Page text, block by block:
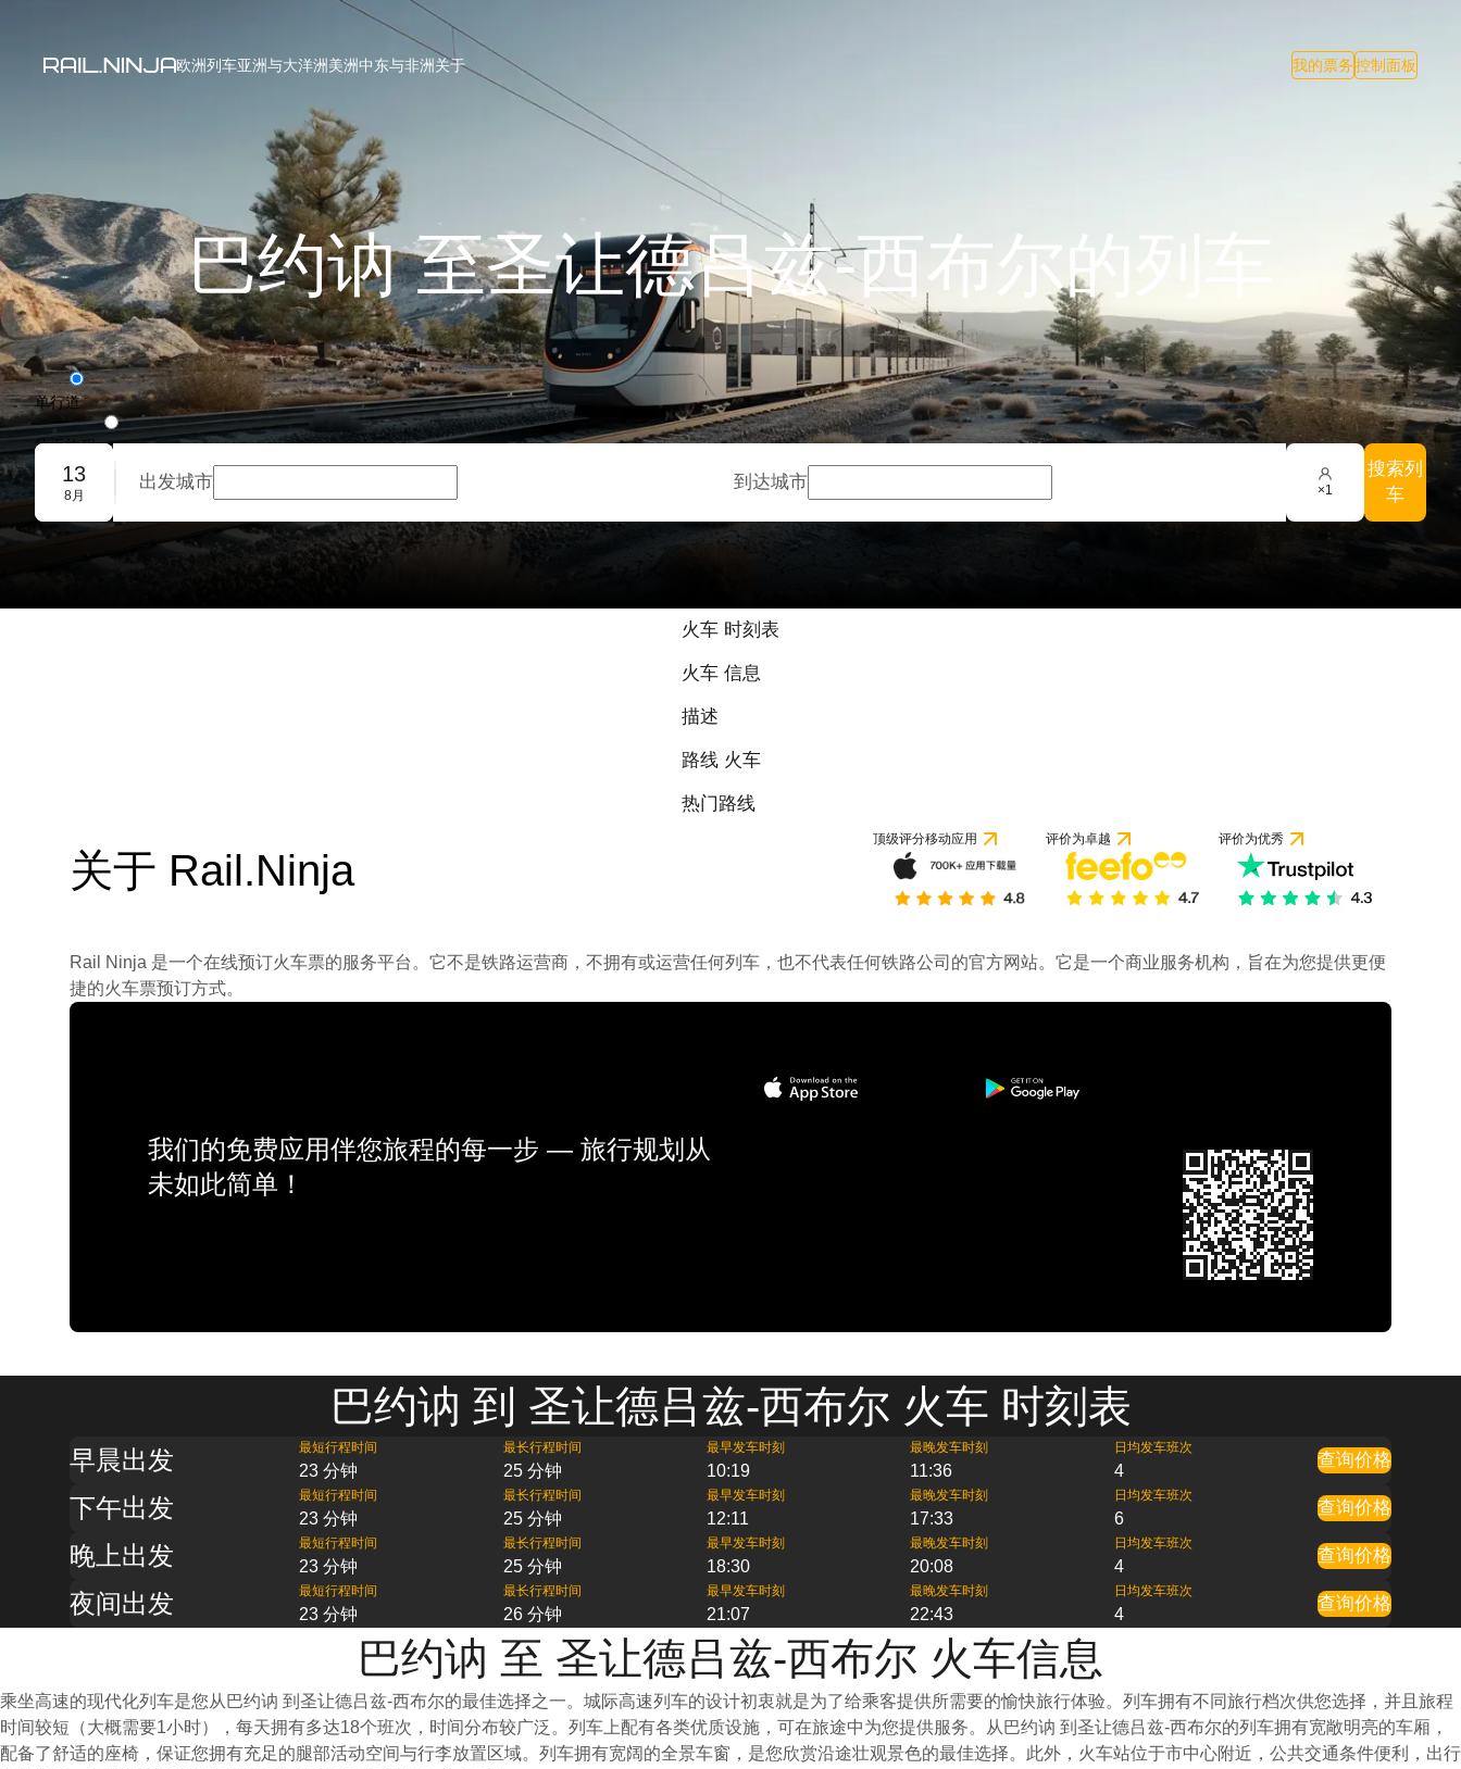
欧洲列车亚洲与大洋洲美洲中东与非洲关于 我的票务控制面板
巴约讷 至圣让德吕兹-西布尔的列车
单行道
往返旅程
团体预订
13
8月
出发城市 到达城市 ×1
搜索列
车
火车 时刻表
火车 信息
描述
路线 火车
热门路线
关于 Rail.Ninja
顶级评分移动应用 评价为卓越 评价为优秀
Rail Ninja 是一个在线预订火车票的服务平台。它不是铁路运营商，不拥有或运营任何列车，也不代表任何铁路公司的官方网站。它是一个商业服务机构，旨在为您提供更便
捷的火车票预订方式。
我们的免费应用伴您旅程的每一步 — 旅行规划从
未如此简单！
巴约讷 到 圣让德吕兹-西布尔 火车 时刻表
早晨出发 最短行程时间
23 分钟
最长行程时间
25 分钟
最早发车时刻
10:19
最晚发车时刻
11:36
日均发车班次
4
查询价格
下午出发 最短行程时间
23 分钟
最长行程时间
25 分钟
最早发车时刻
12:11
最晚发车时刻
17:33
日均发车班次
6
查询价格
晚上出发 最短行程时间
23 分钟
最长行程时间
25 分钟
最早发车时刻
18:30
最晚发车时刻
20:08
日均发车班次
4
查询价格
夜间出发 最短行程时间
23 分钟
最长行程时间
26 分钟
最早发车时刻
21:07
最晚发车时刻
22:43
日均发车班次
4
查询价格
巴约讷 至 圣让德吕兹-西布尔 火车信息
乘坐高速的现代化列车是您从巴约讷 到圣让德吕兹-西布尔的最佳选择之一。城际高速列车的设计初衷就是为了给乘客提供所需要的愉快旅行体验。列车拥有不同旅行档次供您选择，并且旅程
时间较短（大概需要1小时），每天拥有多达18个班次，时间分布较广泛。列车上配有各类优质设施，可在旅途中为您提供服务。从巴约讷 到圣让德吕兹-西布尔的列车拥有宽敞明亮的车厢，
配备了舒适的座椅，保证您拥有充足的腿部活动空间与行李放置区域。列车拥有宽阔的全景车窗，是您欣赏沿途壮观景色的最佳选择。此外，火车站位于市中心附近，公共交通条件便利，出行